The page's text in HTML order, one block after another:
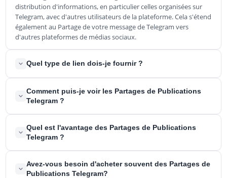
distribution d'informations, en particulier celles organisées sur
Telegram, avec d'autres utilisateurs de la plateforme. Cela s'étend
également au Partage de votre message de Telegram vers
d'autres plateformes de médias sociaux.
Quel type de lien dois-je fournir ?
Vous devez nous fournir le lien correspondant à la publication
Telegram pour laquelle vous souhaitez recevoir des Partages
ressembler à ceci :https://t.me/cocacola/387
Comment puis-je voir les Partages de Publications
Telegram ?
Lorsque vous visitez les statistiques de votre chaîne ou groupe
Telegram, vous pourrez voir les Partages de Publications que
Quel est l'avantage des Partages de Publications
Telegram ?
Les Partages de Publications Telegram se sont avérés être l'épine
dorsale de la croissance du compte et de la visibilité du Profil au
Avez-vous besoin d'acheter souvent des Partages de
Publications Telegram?